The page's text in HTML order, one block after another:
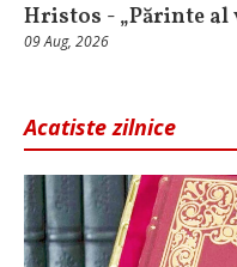
Hristos - „Părinte al
09 Aug, 2026
Acatiste zilnice